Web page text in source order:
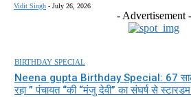
Vidit Singh - July 26, 2026
- Advertisement -
BIRTHDAY SPECIAL
Neena gupta Birthday Special: 67 साल
रहा ” पंचायत “की “मंजु देवी” का संघर्ष से